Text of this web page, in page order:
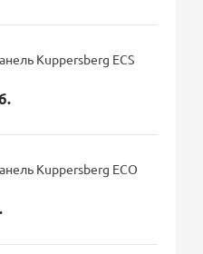
Kuppersberg ECS
Kuppersberg ECO